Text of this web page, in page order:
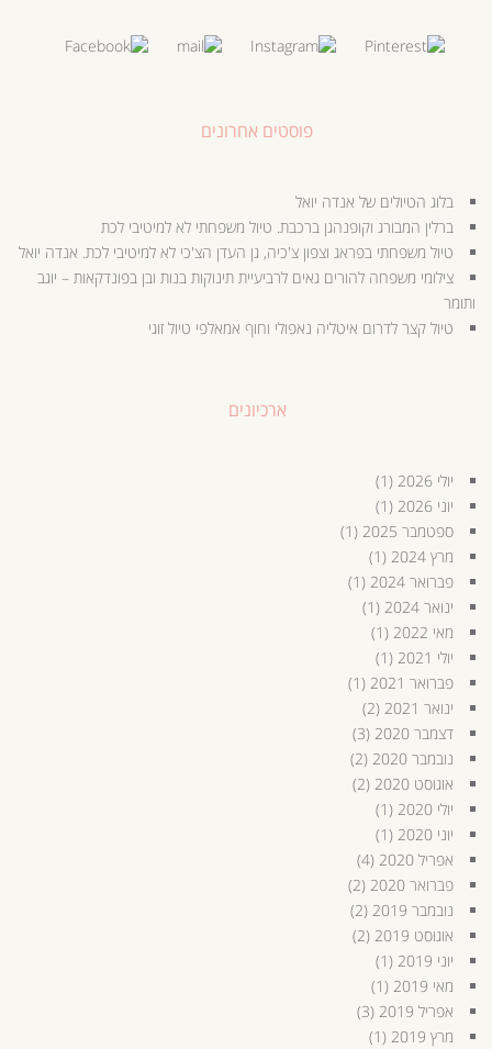
פוסטים אחרונים
בלוג הטיולים של אנדה יואל
ברלין המבורג וקופנהגן ברכבת. טיול משפחתי לא למיטיבי לכת
טיול משפחתי בפראג וצפון צ'כיה, גן העדן הצ'כי לא למיטיבי לכת. אנדה יואל
צילומי משפחה להורים גאים לרביעיית תינוקות בנות ובן בפונדקאות – יוגב
ותומר
טיול קצר לדרום איטליה נאפולי וחוף אמאלפי טיול זוגי
ארכיונים
יולי 2026
(1)
יוני 2026
(1)
ספטמבר 2025
(1)
מרץ 2024
(1)
פברואר 2024
(1)
ינואר 2024
(1)
מאי 2022
(1)
יולי 2021
(1)
פברואר 2021
(1)
ינואר 2021
(2)
דצמבר 2020
(3)
נובמבר 2020
(2)
אוגוסט 2020
(2)
יולי 2020
(1)
יוני 2020
(1)
אפריל 2020
(4)
פברואר 2020
(2)
נובמבר 2019
(2)
אוגוסט 2019
(2)
יוני 2019
(1)
מאי 2019
(1)
אפריל 2019
(3)
מרץ 2019
(1)